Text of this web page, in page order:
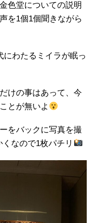
色堂についての説明
を1個1個聞きながら
わたるミイラが眠っ
けの事はあって、今
とが無いよ
をバックに写真を撮
くなので1枚パチリ